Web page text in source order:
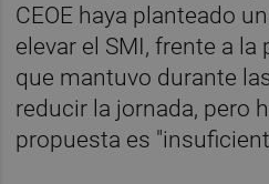
CEOE haya planteado
elevar el SMI, frente a
que mantuvo durante
reducir la jornada, pero
propuesta es